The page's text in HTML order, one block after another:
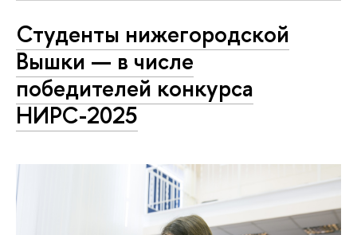
Студенты нижегородской
Вышки — в числе
победителей конкурса
НИРС-2025